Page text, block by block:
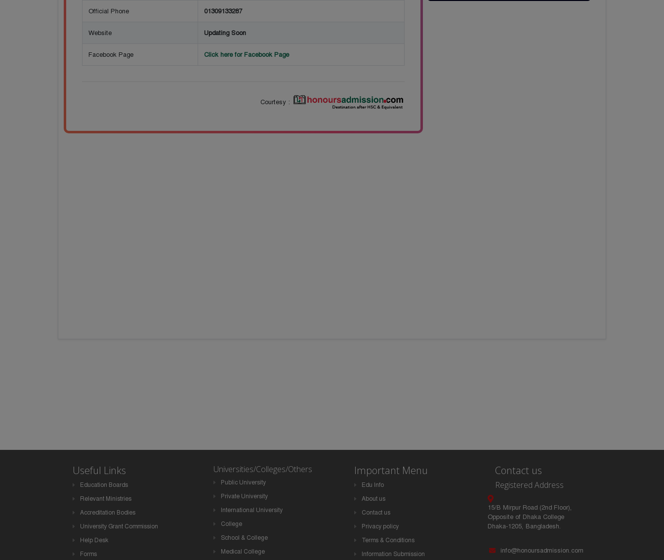
Official Phone 01309133287
Website Updating Soon
Facebook Page Click here for Facebook Page
Courtesy :
Useful Links
Education Boards
Relevant Ministries
Accreditation Bodies
University Grant Commission
Help Desk
Forms
Universities/Colleges/Others
Public University
Private University
International University
College
School & College
Medical College
Important Menu
Edu Info
About us
Contact us
Privacy policy
Terms & Conditions
Information Submission
Contact us
Registered Address
15/B Mirpur Road (2nd Floor),
Opposite of Dhaka College
Dhaka-1205, Bangladesh.
info@honoursadmission.com